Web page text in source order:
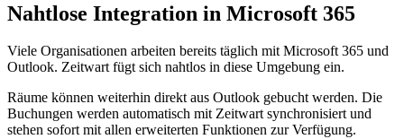
Nahtlose Integration in Microsoft 365
Viele Organisationen arbeiten bereits täglich mit Microsoft 365 und
Outlook. Zeitwartfügt sich nahtlos in diese Umgebung ein.
Räume können weiterhin direkt aus Outlook gebucht werden. Die
Buchungen werden automatisch mitZeitwartsynchronisiert und
stehen sofort mit allen erweiterten Funktionen zur Verfügung.